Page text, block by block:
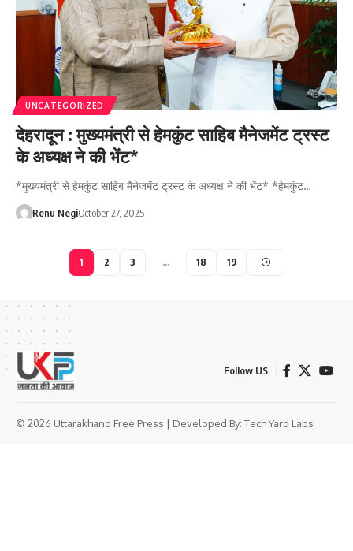
UNCATEGORIZED
देहरादून : मुख्यमंत्री से हेमकुंट साहिब मैनेजमेंट ट्रस्ट
के अध्यक्ष ने की भेंट*
*मुख्यमंत्री से हेमकुंट साहिब मैनेजमेंट ट्रस्ट के अध्यक्ष ने की भेंट* *हेमकुंट…
Renu NegiOctober 27, 2025
1 2 3 … 18 19
Follow US
© 2026 Uttarakhand Free Press | Developed By: Tech Yard Labs